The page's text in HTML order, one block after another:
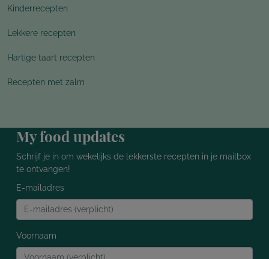
Kinderrecepten
Lekkere recepten
Hartige taart recepten
Recepten met zalm
My food updates
Schrijf je in om wekelijks de lekkerste recepten in je mailbox
te ontvangen!
E-mailadres
Voornaam